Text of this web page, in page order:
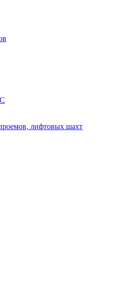
лифтовых шахт